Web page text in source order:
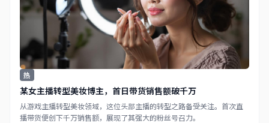
热
某女主播转型美妆博主，首日带货销售额破千万
从游戏主播转型美妆领域，这位头部主播的转型之路备受关注。首次直
播带货便创下千万销售额，展现了其强大的粉丝号召力。